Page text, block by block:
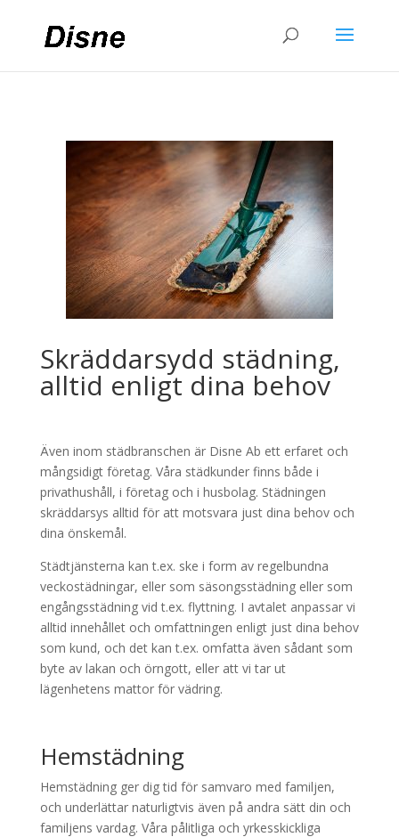
Skräddarsydd städning,
alltid enligt dina behov
Även inom städbranschen är Disne Ab ett erfaret och
mångsidigt företag. Våra städkunder finns både i
privathushåll, i företag och i husbolag. Städningen
skräddarsys alltid för att motsvara just dina behov och
dina önskemål.
Städtjänsterna kan t.ex. ske i form av regelbundna
veckostädningar, eller som säsongsstädning eller som
engångsstädning vid t.ex. flyttning. I avtalet anpassar vi
alltid innehållet och omfattningen enligt just dina behov
som kund, och det kan t.ex. omfatta även sådant som
byte av lakan och örngott, eller att vi tar ut
lägenhetens mattor för vädring.
Hemstädning
Hemstädning ger dig tid för samvaro med familjen,
och underlättar naturligtvis även på andra sätt din och
familjens vardag. Våra pålitliga och yrkesskickliga